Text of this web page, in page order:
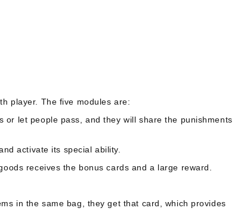
player. The five modules are:
let people pass, and they will share the punishments
activate its special ability.
receives the bonus cards and a large reward.
in the same bag, they get that card, which provides